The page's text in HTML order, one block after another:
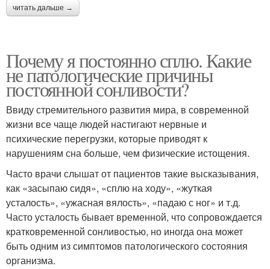
читать дальше →
Почему я постоянно сплю. Какие
не патологические причины
постоянной сонливости?
Ввиду стремительного развития мира, в современной
жизни все чаще людей настигают нервные и
психические перегрузки, которые приводят к
нарушениям сна больше, чем физические истощения.
Часто врачи слышат от пациентов такие высказывания,
как «засыпаю сидя», «сплю на ходу», «жуткая
усталость», «ужасная вялость», «падаю с ног» и т.д.
Часто усталость бывает временной, что сопровождается
кратковременной сонливостью, но иногда она может
быть одним из симптомов патологического состояния
организма.